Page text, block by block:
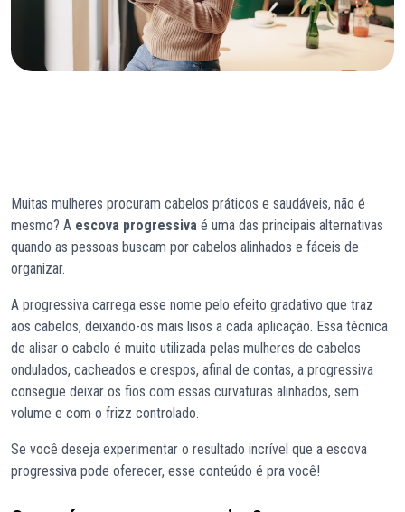
Muitas mulheres procuram cabelos práticos e saudáveis, não é
mesmo? A escova progressiva é uma das principais alternativas
quando as pessoas buscam por cabelos alinhados e fáceis de
organizar.
A progressiva carrega esse nome pelo efeito gradativo que traz
aos cabelos, deixando-os mais lisos a cada aplicação. Essa técnica
de alisar o cabelo é muito utilizada pelas mulheres de cabelos
ondulados, cacheados e crespos, afinal de contas, a progressiva
consegue deixar os fios com essas curvaturas alinhados, sem
volume e com o frizz controlado.
Se você deseja experimentar o resultado incrível que a escova
progressiva pode oferecer, esse conteúdo é pra você!